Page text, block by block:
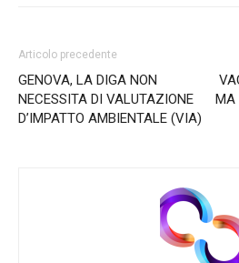
Articolo precedente
GENOVA, LA DIGA NON
NECESSITA DI VALUTAZIONE
D’IMPATTO AMBIENTALE (VIA)
MA